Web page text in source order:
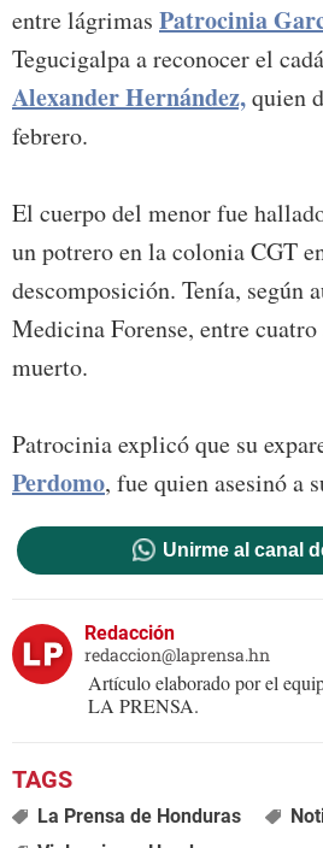
entre lágrimas Patrocinia
Tegucigalpa a reconocer el
Alexander Hernández,quien
febrero.
El cuerpo del menor fue
un potrero en la colonia CGT
descomposición. Tenía, según
Medicina Forense, entre
muerto.
Patrocinia explicó que su
Perdomo, fue quien asesinó a
Unirme al canal
Redacción
redaccion@laprensa.hn
Artículo elaborado por el
LA PRENSA.
La Prensa de Honduras